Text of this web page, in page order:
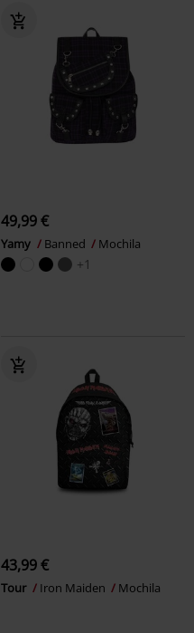
49,99 €
Yamy Banned Mochila
+1
43,99 €
Tour Iron Maiden Mochila